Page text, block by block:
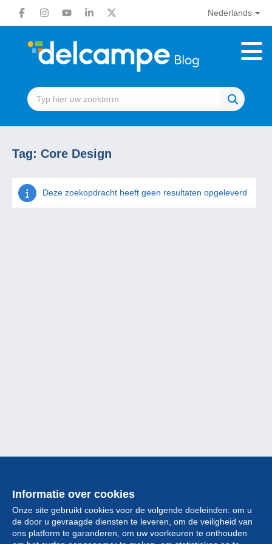
Nederlands
Tag: Core Design
Deze zoekopdracht heeft geen resultaten opgeleverd
Informatie over cookies
Onze site gebruikt cookies voor de volgende doeleinden: om u
de door u gevraagde diensten te leveren, om de veiligheid van
ons platform te garanderen, om uw voorkeuren te onthouden